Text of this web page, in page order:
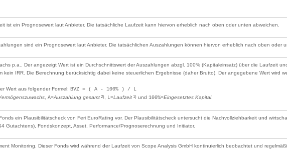
ist ein Prognosewert laut Anbieter. Die tatsächliche Laufzeit kann hiervon erheblich nach oben oder unten abweichen.
sind ein Prognosewert laut Anbieter. Die tatsächlichen Auszahlungen können hiervon erheblich nach oben oder
p.a.. Der angezeigt Wert ist ein Durchschnittswert der Auszahlungen abzgl. 100% (Kapitaleinsatz) über die Laufzeit
kein IRR. Die Berechnung berücksichtig dabei keine steuerlichen Ergebnisse (daher Brutto). Der angegebene Wert wird
Wert aus folgender Formel: BVZ = ( A - 100% ) / L
A=Auszahlung gesamt 2) L=Laufzeit 1) und 100%=Eingesetztes Kapital.
ein Plausibilitätscheck von Feri EuroRating vor. Der Plausibilitätscheck untersucht die Nachvollziehbarkeit und
Gutachtens), Fondskonzept, Asset, Performance/Prognoserechnung und Initiator.
Monitoring. Dieser Fonds wird während der Laufzeit von Scope Analysis GmbH kontinuierlich beobachtet und